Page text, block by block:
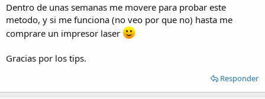
Dentro de unas semanas me movere para probar este
metodo, y si me funciona (no veo por que no) hasta me
comprare un impresor laser
Gracias por los tips.
Responder